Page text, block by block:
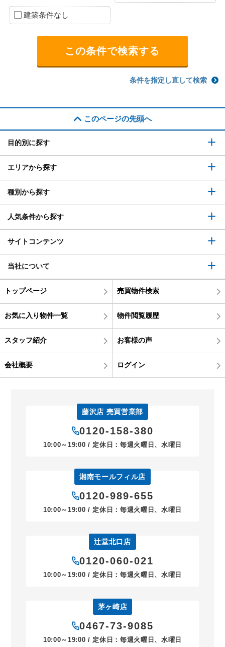
建築条件なし
条件を指定し直して検索
このページの先頭へ
目的別に探す
エリアから探す
種別から探す
人気条件から探す
サイトコンテンツ
当社について
トップページ 売買物件検索
お気に入り物件一覧 物件閲覧履歴
スタッフ紹介 お客様の声
会社概要 ログイン
藤沢店 売買営業部
0120-158-380
10:00～19:00 / 定休日：毎週火曜日、水曜日
湘南モールフィル店
0120-989-655
10:00～19:00 / 定休日：毎週火曜日、水曜日
辻堂北口店
0120-060-021
10:00～19:00 / 定休日：毎週火曜日、水曜日
茅ヶ崎店
0467-73-9085
10:00～19:00 / 定休日：毎週火曜日、水曜日